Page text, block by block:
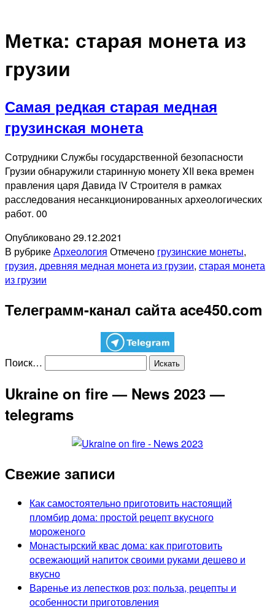
Метка: старая монета из
грузии
Самая редкая старая медная
грузинская монета
Сотрудники Службы государственной безопасности
Грузии обнаружили старинную монету XII века времен
правления царя Давида IV Строителя в рамках
расследования несанкционированных археологических
работ. 00
Опубликовано29.12.2021
В рубрикеАрхеология Отмечено грузинские монеты,
грузия, древняя медная монета из грузии, старая монета
из грузии
Телеграмм-канал сайта ace450.com
Поиск…
Ukraine on fire — News 2023 —
telegrams
Свежие записи
Как самостоятельно приготовить настоящий
пломбир дома: простой рецепт вкусного
мороженого
Монастырский квас дома: как приготовить
освежающий напиток своими руками дешево и
вкусно
Варенье из лепестков роз: польза, рецепты и
особенности приготовления